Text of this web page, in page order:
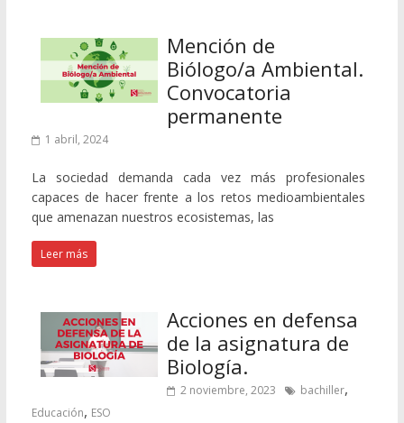
Mención de
Biólogo/a Ambiental.
Convocatoria
permanente
1 abril, 2024
La sociedad demanda cada vez más profesionales
capaces de hacer frente a los retos medioambientales
que amenazan nuestros ecosistemas, las
Leer más
Acciones en defensa
de la asignatura de
Biología.
2 noviembre, 2023 bachiller,
Educación, ESO